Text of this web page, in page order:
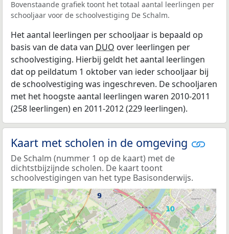
Bovenstaande grafiek toont het totaal aantal leerlingen per
schooljaar voor de schoolvestiging De Schalm.
Het aantal leerlingen per schooljaar is bepaald op
basis van de data van DUO over leerlingen per
schoolvestiging. Hierbij geldt het aantal leerlingen
dat op peildatum 1 oktober van ieder schooljaar bij
de schoolvestiging was ingeschreven. De schooljaren
met het hoogste aantal leerlingen waren 2010-2011
(258 leerlingen) en 2011-2012 (229 leerlingen).
Kaart met scholen in de omgeving
De Schalm (nummer 1 op de kaart) met de
dichtstbijzijnde scholen. De kaart toont
schoolvestigingen van het type Basisonderwijs.